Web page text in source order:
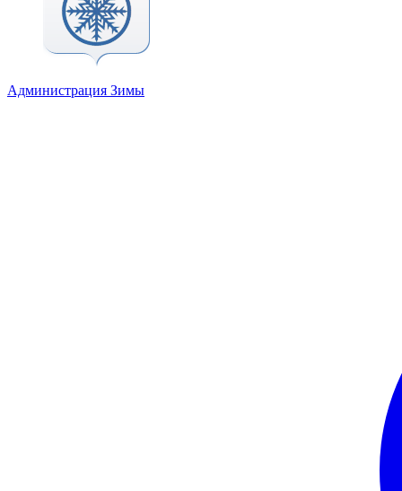
Администрация Зимы